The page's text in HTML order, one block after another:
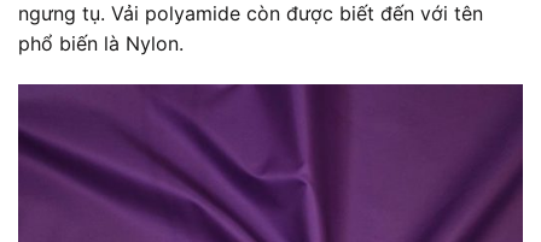
ngưng tụ. Vải polyamide còn được biết đến với tên
phổ biến là Nylon.